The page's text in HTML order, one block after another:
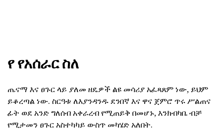
የ የአሰራር ስለ
ጤናማ እና ፀጉር ላይ ያለመ ዘዴዎች ልዩ መሳሪያ አፈጻጸም ነው, ይህም
ይቆረጣል ነው. ስርዓቱ ለእያንዳንዱ ደንበኛ እና ዋና ጀምሮ ጥሩ ሥልጠና
ፊት ወደ አንድ ግለሰብ አቀራረብ የሚጠይቅ በመሆኑ, እንክብካቤ ብቻ
የሚታመን ፀጉር አስተካካይ ውስጥ መካሄድ አለበት.